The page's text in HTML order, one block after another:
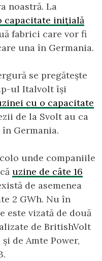
noastră. La
capacitate inițială
fabrici care vor fi
una în Germania.
se pregătește
ul Italvolt își
cu o capacitate
de la Svolt au ca
Germania.
unde companiile
uzine de câte 16
de asemenea
2 GWh. Nu în
este vizată de două
de BritishVolt
de Amte Power,